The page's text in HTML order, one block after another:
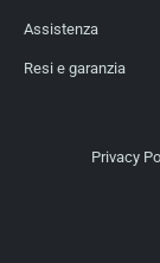
Assistenza
Resi e garanzia
Privacy